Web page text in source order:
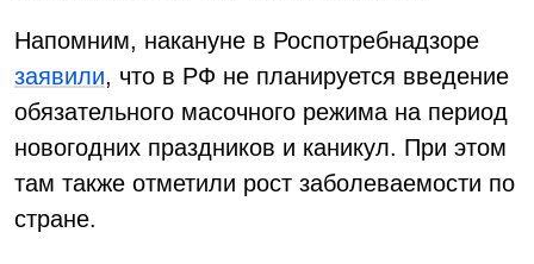
Напомним, накануне в Роспотребнадзоре
заявили, что в РФ не планируется введение
обязательного масочного режима на период
новогодних праздников и каникул. При этом
там также отметили рост заболеваемости по
стране.